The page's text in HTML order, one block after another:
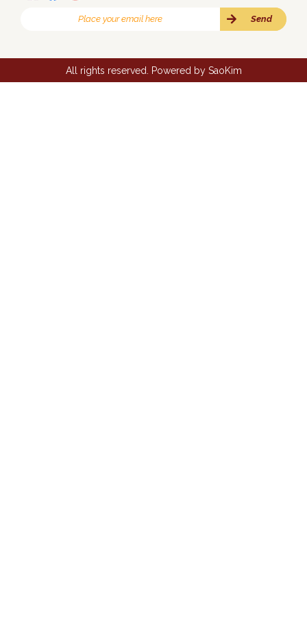
All rights reserved. Powered by SaoKim